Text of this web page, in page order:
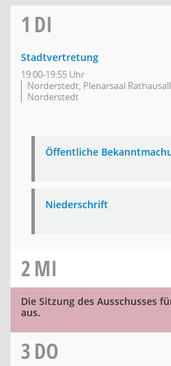
1 DI
Stadtvertretung
19:00-19:55 Uhr
Norderstedt, Plenarsaal
Norderstedt
Öffentliche
Niederschrift
2MI
Die Sitzung des Ausschusses
aus.
3DO